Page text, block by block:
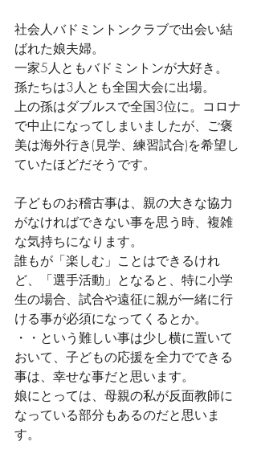
社会人バドミントンクラブで出会い結
ばれた娘夫婦。
一家5人ともバドミントンが大好き。
孫たちは3人とも全国大会に出場。
上の孫はダブルスで全国3位に。コロナ
で中止になってしまいましたが、ご褒
美は海外行き(見学、練習試合)を希望し
ていたほどだそうです。
子どものお稽古事は、親の大きな協力
がなければできない事を思う時、複雑
な気持ちになります。
誰もが「楽しむ」ことはできるけれ
ど、「選手活動」となると、特に小学
生の場合、試合や遠征に親が一緒に行
ける事が必須になってくるとか。
・・という難しい事は少し横に置いて
おいて、子どもの応援を全力でできる
事は、幸せな事だと思います。
娘にとっては、母親の私が反面教師に
なっている部分もあるのだと思いま
す。